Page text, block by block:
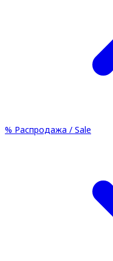
% Распродажа / Sale